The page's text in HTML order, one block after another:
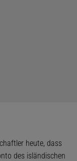
heute, dass
des isländischen